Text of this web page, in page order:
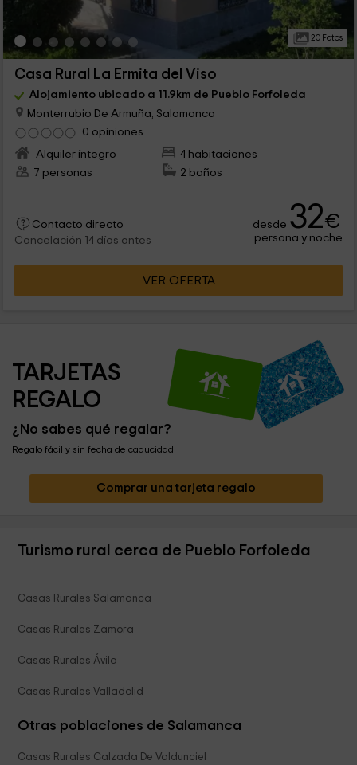
20 Fotos
Casa Rural La Ermita del Viso
Alojamiento ubicado a 11.9km de Pueblo Forfoleda
Monterrubio De Armuña, Salamanca
0 opiniones
Alquiler íntegro
4 habitaciones
7 personas
2 baños
Contacto directo
Cancelación 14 días antes
desde 32€
persona y noche
VER OFERTA
TARJETAS
REGALO
¿No sabes qué regalar?
Regalo fácil y sin fecha de caducidad
Comprar una tarjeta regalo
Turismo rural cerca de Pueblo Forfoleda
Casas Rurales Salamanca
Casas Rurales Zamora
Casas Rurales Ávila
Casas Rurales Valladolid
Otras poblaciones de Salamanca
Casas Rurales Calzada De Valdunciel